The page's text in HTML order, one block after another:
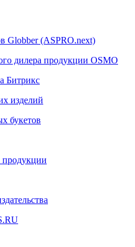
Globber (ASPRO.next)
дилера продукции OSMO
Битрикс
изделий
букетов
продукции